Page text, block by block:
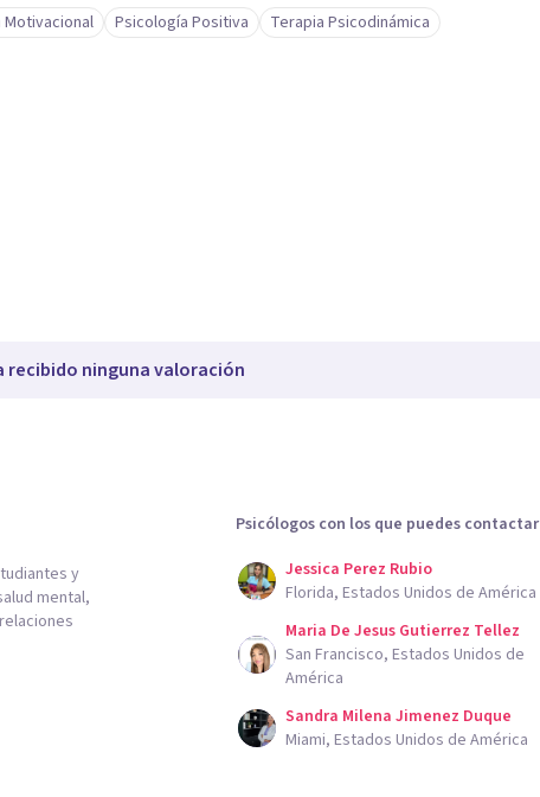
Psicología Positiva Terapia Psicodinámica
recibido ninguna valoración
y
mental,
Psicólogos con los que puedes contactar
Jessica Perez Rubio
Florida, Estados Unidos de América
Maria De Jesus Gutierrez Tellez
San Francisco, Estados Unidos de
América
Sandra Milena Jimenez Duque
Miami, Estados Unidos de América